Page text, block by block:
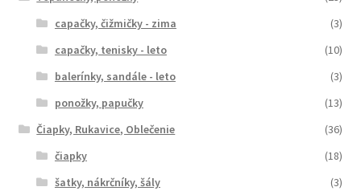
capačky, čižmičky - zima
(3)
capačky, tenisky - leto
(10)
balerínky, sandále - leto
(3)
ponožky, papučky
(13)
Čiapky, Rukavice, Oblečenie
(36)
čiapky
(18)
šatky, nákrčníky, šály
(3)